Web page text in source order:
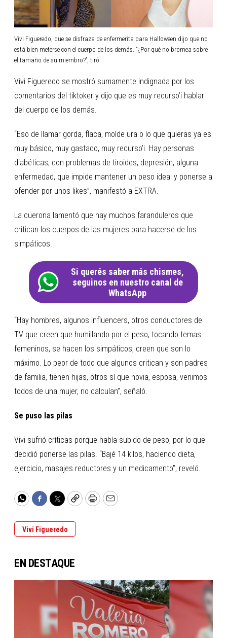
Vivi Figueredo, que se disfraza de enfermerita para Halloween dijo que no
está bien meterse con el cuerpo de los demás. “¿Por qué no bromea sobre
el tamaño de su miembro?”, tiró.
Vivi Figueredo se mostró sumamente indignada por los
comentarios del tiktoker y dijo que es muy recurso’i hablar
del cuerpo de los demás.
“Eso de llamar gorda, flaca, molde ura o lo que quieras ya es
muy básico, muy gastado, muy recurso’i. Hay personas
diabéticas, con problemas de tiroides, depresión, alguna
enfermedad, que impide mantener un peso ideal y ponerse a
ofender por unos likes”, manifestó a EXTRA.
La cuerona lamentó que hay muchos faranduleros que
critican los cuerpos de las mujeres para hacerse de los
simpáticos.
Si querés saber más chismes,
seguinos en nuestro canal de
WhatsApp
“Hay hombres, algunos influencers, otros conductores de
TV que creen que humillando por el peso, tocando temas
femeninos, se hacen los simpáticos, creen que son lo
máximo. Lo peor de todo que algunos critican y son padres
de familia, tienen hijas, otros sí que novia, esposa, venimos
todos de una mujer, no calculan”, señaló.
Se puso las pilas
Vivi sufrió críticas porque había subido de peso, por lo que
decidió ponerse las pilas. “Bajé 14 kilos, haciendo dieta,
ejercicio, masajes reductores y un medicamento”, reveló.
WhatsApp
Facebook
TwitterCopyPrintEmail
Vivi Figueredo
EN DESTAQUE